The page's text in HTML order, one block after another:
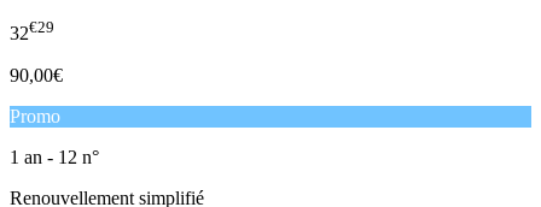
32€29
90,00€
Promo
1 an - 12 n°
Renouvellement simplifié